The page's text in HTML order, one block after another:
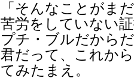
「そんなことがま
苦労をしていない
プチ・ブルだから
君だって、これか
てみたまえ。